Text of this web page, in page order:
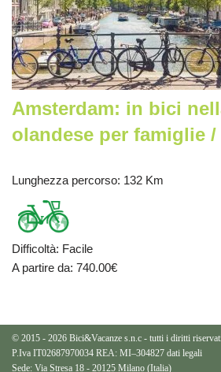
Amsterdam: in bici
olandese per famiglie /
Lunghezza percorso: 132 Km
Difficoltà: Facile
A partire da: 740.00€
© 2015 - 2026 Bici&Vacanze s.n.c - tutti i diritti
P.Iva IT02687970034 REA: MI–304827 dati legali
Sede: Via Stresa 18 - 20125 Milano (Italia)